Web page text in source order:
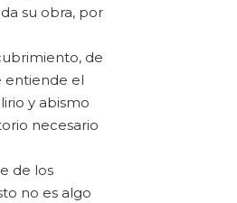
su obra, por
de
entiende el
y abismo
necesario
de los
no es algo